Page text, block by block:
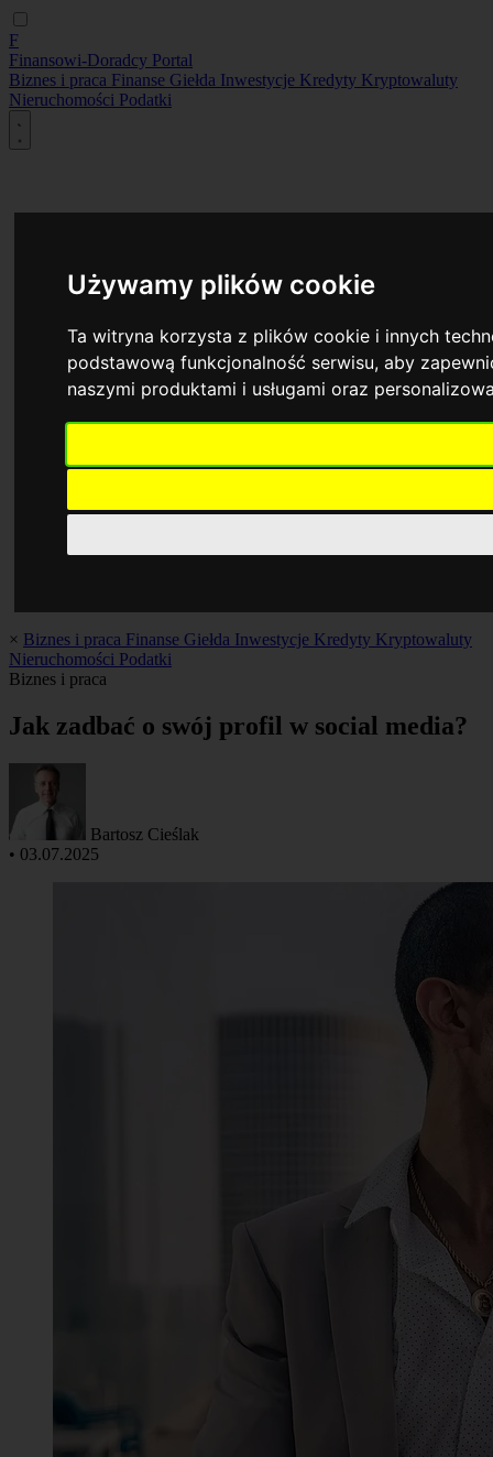
Używamy plików cookie
Ta witryna korzysta z plików cookie i innych
podstawową funkcjonalność serwisu,aby
naszymi produktami i usługami oraz
F
Finansowi-Doradcy Portal
Biznes i praca Finanse Giełda Inwestycje Kredyty Kryptowaluty
Nieruchomości Podatki
× Biznes i praca Finanse Giełda Inwestycje Kredyty Kryptowaluty
Nieruchomości Podatki
Biznes i praca
Jak zadbać o swój profil w social media?
Bartosz Cieślak
• 03.07.2025